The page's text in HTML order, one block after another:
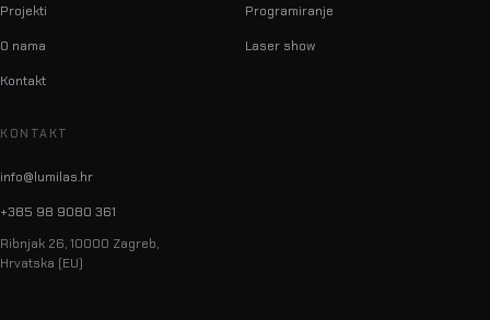
Projekti
O nama
Kontakt
Programiranje
Laser show
KONTAKT
info@lumilas.hr
+385 98 9080 361
Ribnjak 26, 10000 Zagreb,
Hrvatska (EU)